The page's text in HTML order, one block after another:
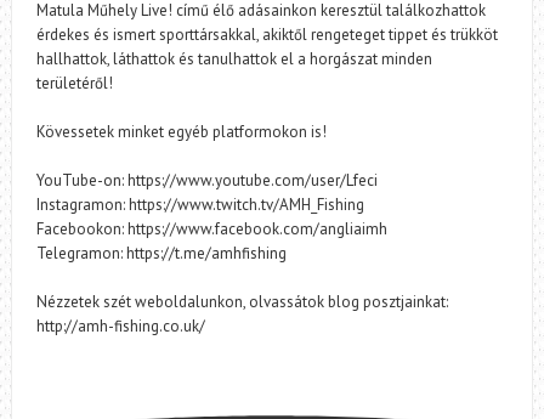
Matula Műhely Live! című élő adásainkon keresztül találkozhattok
érdekes és ismert sporttársakkal, akiktől rengeteget tippet és trükköt
hallhattok, láthattok és tanulhattok el a horgászat minden
területéről!
Kövessetek minket egyéb platformokon is!
YouTube-on: https://www.youtube.com/user/Lfeci
Instagramon: https://www.twitch.tv/AMH_Fishing
Facebookon: https://www.facebook.com/angliaimh
Telegramon: https://t.me/amhfishing
Nézzetek szét weboldalunkon, olvassátok blog posztjainkat:
http://amh-fishing.co.uk/